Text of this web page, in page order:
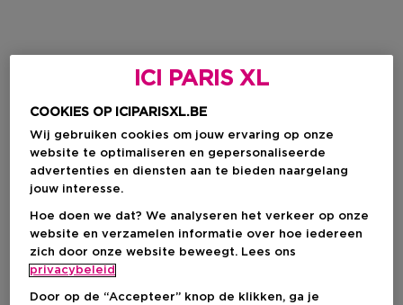
ICI PARIS XL
COOKIES OP ICIPARISXL.BE
Wij gebruiken cookies om jouw ervaring op onze
website te optimaliseren en gepersonaliseerde
advertenties en diensten aan te bieden naargelang
jouw interesse.
Hoe doen we dat? We analyseren het verkeer op onze
website en verzamelen informatie over hoe iedereen
zich door onze website beweegt. Lees ons
privacybeleid
Door op de “Accepteer” knop de klikken, ga je